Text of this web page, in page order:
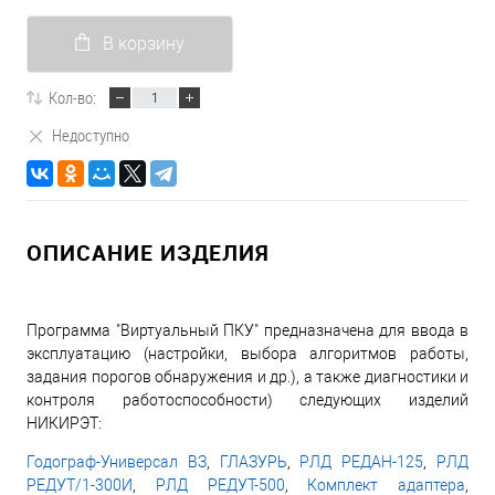
В корзину
Кол-во:
Недоступно
ОПИСАНИЕ ИЗДЕЛИЯ
Программа "Виртуальный ПКУ" предназначена для ввода в
эксплуатацию (настройки, выбора алгоритмов работы,
задания порогов обнаружения и др.), а также диагностики и
контроля работоспособности) следующих изделий
НИКИРЭТ:
Годограф-Универсал ВЗ, ГЛАЗУРЬ РЛД РЕДАН-125
РЛД
РЕДУТ/1-300И
РЛД РЕДУТ-500 Комплект адаптера